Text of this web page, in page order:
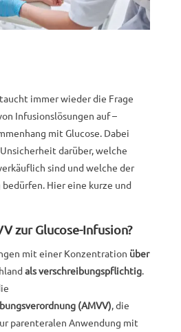
immer wieder die Frage
Infusionslösungen auf –
mit Glucose. Dabei
darüber, welche
sind und welche der
Hier eine kurze und
zur Glucose-Infusion?
mit einer Konzentration über
als verschreibungspflichtig.
(AMVV), die
parenteralen Anwendung mit